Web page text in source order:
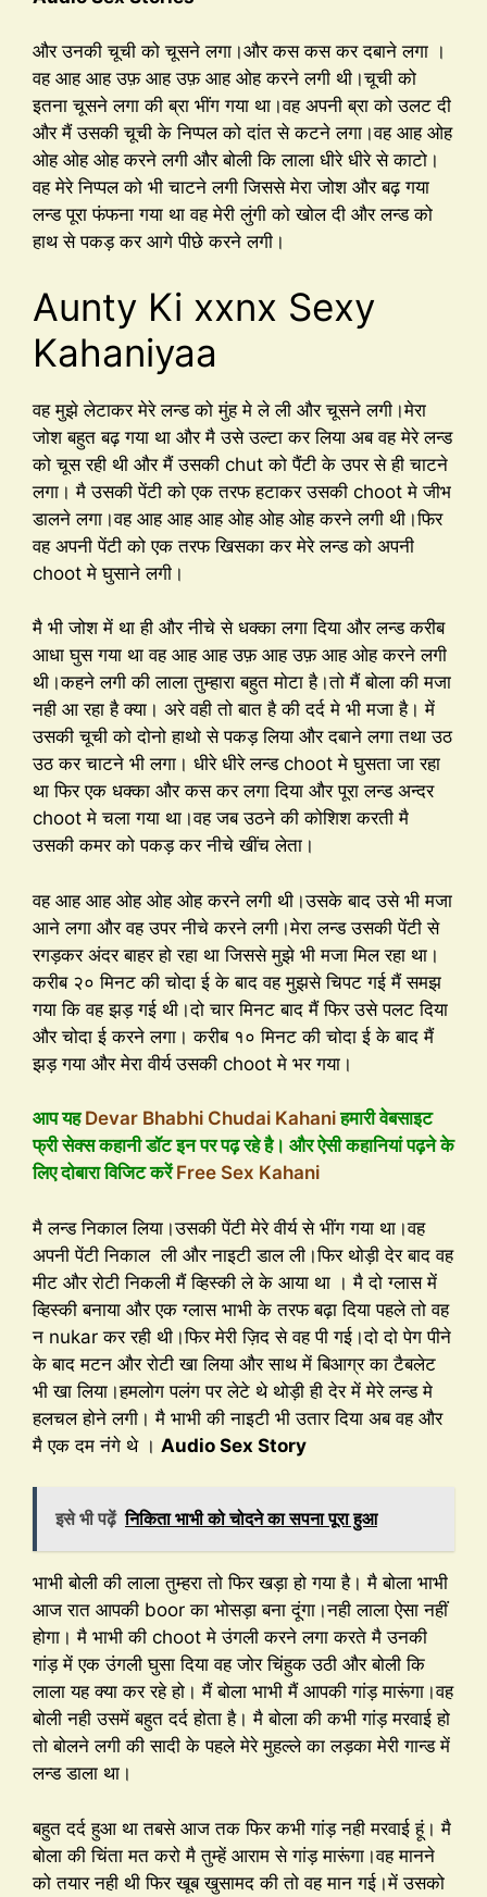
और उनकी चूची को चूसने लगा।और कस कस कर दबाने लगा ।
वह आह आह उफ़ आह उफ़ आह ओह करने लगी थी।चूची को
इतना चूसने लगा की ब्रा भींग गया था।वह अपनी ब्रा को उलट दी
और मैं उसकी चूची के निप्पल को दांत से कटने लगा।वह आह ओह
ओह ओह ओह करने लगी और बोली कि लाला धीरे धीरे से काटो।
वह मेरे निप्पल को भी चाटने लगी जिससे मेरा जोश और बढ़ गया
लन्ड पूरा फंफना गया था वह मेरी लुंगी को खोल दी और लन्ड को
हाथ से पकड़ कर आगे पीछे करने लगी।
Aunty Ki xxnx Sexy
Kahaniyaa
वह मुझे लेटाकर मेरे लन्ड को मुंह मे ले ली और चूसने लगी।मेरा
जोश बहुत बढ़ गया था और मै उसे उल्टा कर लिया अब वह मेरे लन्ड
को चूस रही थी और मैं उसकी chut को पैंटी के उपर से ही चाटने
लगा। मै उसकी पेंटी को एक तरफ हटाकर उसकी choot मे जीभ
डालने लगा।वह आह आह आह ओह ओह ओह करने लगी थी।फिर
वह अपनी पेंटी को एक तरफ खिसका कर मेरे लन्ड को अपनी
choot मे घुसाने लगी।
मै भी जोश में था ही और नीचे से धक्का लगा दिया और लन्ड करीब
आधा घुस गया था वह आह आह उफ़ आह उफ़ आह ओह करने लगी
थी।कहने लगी की लाला तुम्हारा बहुत मोटा है।तो मैं बोला की मजा
नही आ रहा है क्या। अरे वही तो बात है की दर्द मे भी मजा है। में
उसकी चूची को दोनो हाथो से पकड़ लिया और दबाने लगा तथा उठ
उठ कर चाटने भी लगा। धीरे धीरे लन्ड choot मे घुसता जा रहा
था फिर एक धक्का और कस कर लगा दिया और पूरा लन्ड अन्दर
choot मे चला गया था।वह जब उठने की कोशिश करती मै
उसकी कमर को पकड़ कर नीचे खींच लेता।
वह आह आह ओह ओह ओह करने लगी थी।उसके बाद उसे भी मजा
आने लगा और वह उपर नीचे करने लगी।मेरा लन्ड उसकी पेंटी से
रगड़कर अंदर बाहर हो रहा था जिससे मुझे भी मजा मिल रहा था।
करीब २० मिनट की चोदा ई के बाद वह मुझसे चिपट गई मैं समझ
गया कि वह झड़ गई थी।दो चार मिनट बाद मैं फिर उसे पलट दिया
और चोदा ई करने लगा। करीब १० मिनट की चोदा ई के बाद मैं
झड़ गया और मेरा वीर्य उसकी choot मे भर गया।
आप यहDevar Bhabhi Chudai Kahaniहमारी वेबसाइट
फ्री सेक्स कहानी डॉट इन पर पढ़ रहे है। और ऐसी कहानियां पढ़ने के
लिए दोबारा विजिट करेंFree Sex Kahani
मै लन्ड निकाल लिया।उसकी पेंटी मेरे वीर्य से भींग गया था।वह
अपनी पेंटी निकाल ली और नाइटी डाल ली।फिर थोड़ी देर बाद वह
मीट और रोटी निकली मैं व्हिस्की ले के आया था । मै दो ग्लास में
व्हिस्की बनाया और एक ग्लास भाभी के तरफ बढ़ा दिया पहले तो वह
न nukar कर रही थी।फिर मेरी ज़िद से वह पी गई।दो दो पेग पीने
के बाद मटन और रोटी खा लिया और साथ में बिआग्र का टैबलेट
भी खा लिया।हमलोग पलंग पर लेटे थे थोड़ी ही देर में मेरे लन्ड मे
हलचल होने लगी। मै भाभी की नाइटी भी उतार दिया अब वह और
मै एक दम नंगे थे । Audio Sex Story
इसे भी पढ़ें निकिता भाभी को चोदने का सपना पूरा हुआ
भाभी बोली की लाला तुम्हरा तो फिर खड़ा हो गया है। मै बोला भाभी
आज रात आपकी boor का भोसड़ा बना दूंगा।नही लाला ऐसा नहीं
होगा। मै भाभी की choot मे उंगली करने लगा करते मै उनकी
गांड़ में एक उंगली घुसा दिया वह जोर चिंहुक उठी और बोली कि
लाला यह क्या कर रहे हो। मैं बोला भाभी मैं आपकी गांड़ मारूंगा।वह
बोली नही उसमें बहुत दर्द होता है। मै बोला की कभी गांड़ मरवाई हो
तो बोलने लगी की सादी के पहले मेरे मुहल्ले का लड़का मेरी गान्ड में
लन्ड डाला था।
बहुत दर्द हुआ था तबसे आज तक फिर कभी गांड़ नही मरवाई हूं। मै
बोला की चिंता मत करो मै तुम्हें आराम से गांड़ मारूंगा।वह मानने
को तयार नही थी फिर खूब खुसामद की तो वह मान गई।में उसको